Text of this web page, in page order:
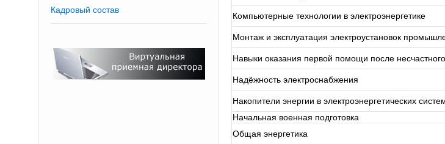
Кадровый состав
Компьютерные технологии в электроэнергетике
Монтаж и эксплуатация электроустановок
Навыки оказания первой помощи после
Надёжность электроснабжения
Накопители энергии в электроэнергетических
Начальная военная подготовка
Общая энергетика